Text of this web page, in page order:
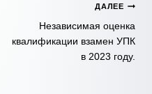
ДАЛЕЕ
Независимая оценка
квалификации взамен УПК
в 2023 году.